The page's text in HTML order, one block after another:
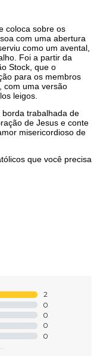
coloca sobre os
com uma abertura
como um avental,
Foi a partir da
Stock, que o
para os membros
com uma versão
leigos.
trabalhada de
de Jesus e conte
misericordioso de
que você precisa
2
0
0
0
0